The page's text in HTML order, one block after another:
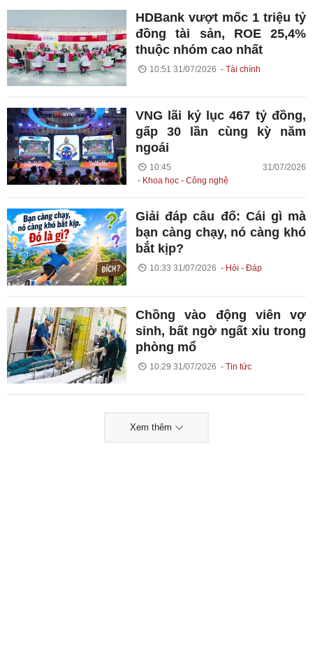
HDBank vượt mốc 1 triệu tỷ
đồng tài sản, ROE 25,4%
thuộc nhóm cao nhất
10:51 31/07/2026 Tài chính
VNG lãi kỷ lục 467 tỷ đồng,
gấp 30 lần cùng kỳ năm
ngoái
10:45 31/07/2026
Khoa học - Công nghệ
Giải đáp câu đố: Cái gì mà
bạn càng chạy, nó càng khó
bắt kịp?
10:33 31/07/2026 Hỏi - Đáp
Chồng vào động viên vợ
sinh, bất ngờ ngất xỉu trong
phòng mổ
10:29 31/07/2026 Tin tức
Xem thêm